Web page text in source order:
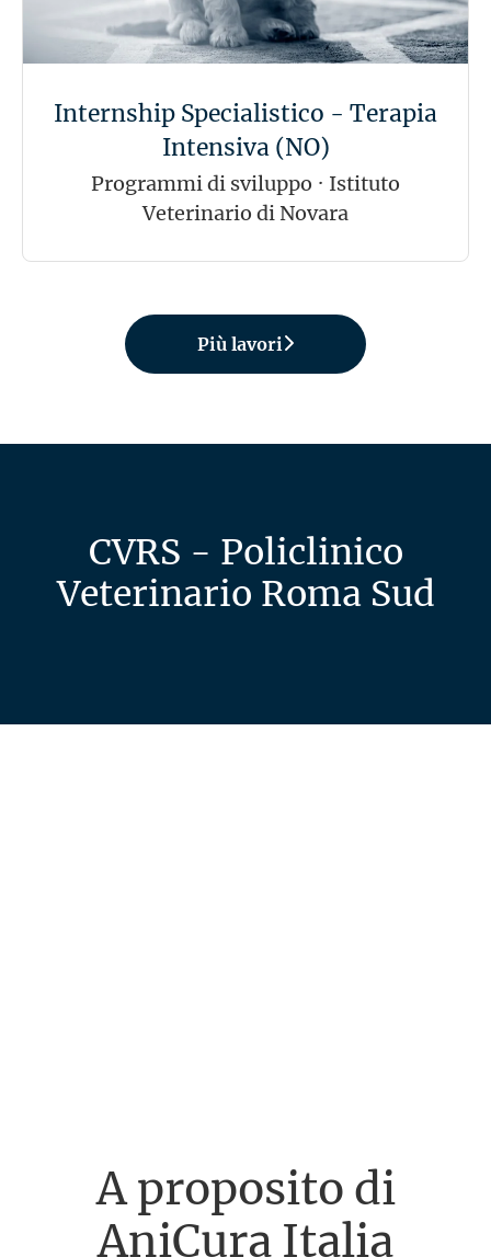
Internship Specialistico - Terapia
Intensiva (NO)
Programmi di sviluppo · Istituto
Veterinario di Novara
Più lavori
CVRS - Policlinico
Veterinario Roma Sud
A proposito di
AniCura Italia